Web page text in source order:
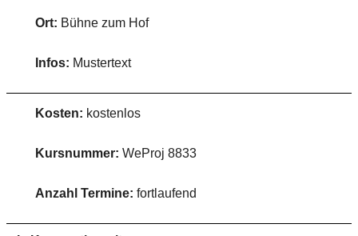
Ort: Bühne zum Hof
Infos: Mustertext
Kosten: kostenlos
Kursnummer: WeProj 8833
Anzahl Termine: fortlaufend